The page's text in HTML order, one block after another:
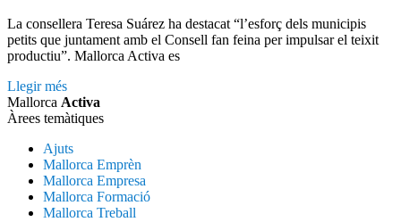
La consellera Teresa Suárez ha destacat “l’esforç dels municipis
petits que juntament amb el Consell fan feina per impulsar el teixit
productiu”. Mallorca Activa es
Llegir més
Mallorca Activa
Àrees temàtiques
Ajuts
Mallorca Emprèn
Mallorca Empresa
Mallorca Formació
Mallorca Treball